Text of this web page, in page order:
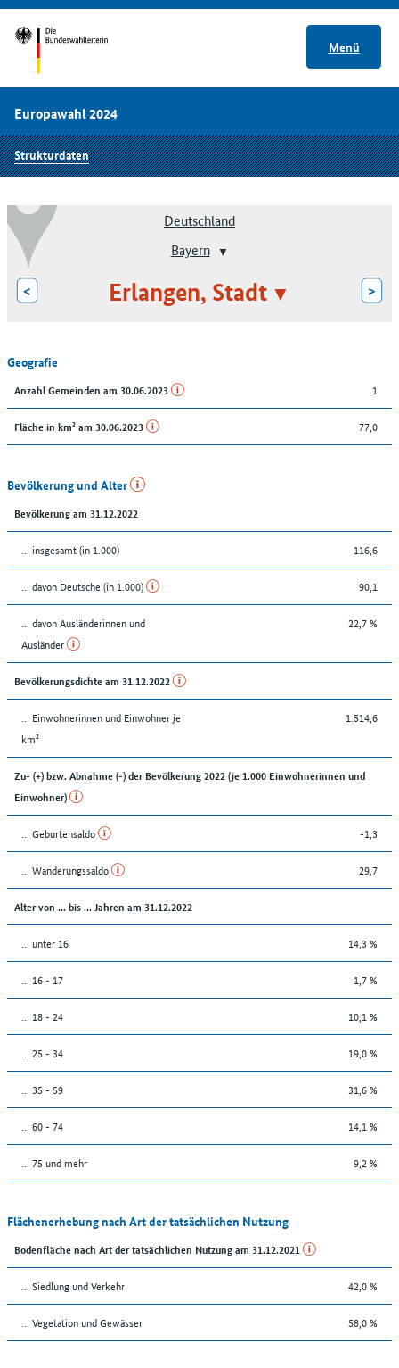
Menü
Europawahl 2024
Strukturdaten
Deutschland
Bayern
< Erlangen, Stadt >
Geografie
Anzahl Gemeinden am 30.06.2023 1
Fläche in km² am 30.06.2023 77,0
Bevölkerung und Alter
Bevölkerung am 31.12.2022
... insgesamt (in 1.000) 116,6
... davon Deutsche (in 1.000) 90,1
... davon Ausländerinnen und
Ausländer
22,7 %
Bevölkerungsdichte am 31.12.2022
… Einwohnerinnen und Einwohner je
km²
1.514,6
Zu- (+) bzw. Abnahme (-) der Bevölkerung 2022 (je 1.000 Einwohnerinnen und
Einwohner)
... Geburtensaldo -1,3
... Wanderungssaldo 29,7
Alter von ... bis ... Jahren am 31.12.2022
... unter 16 14,3 %
... 16 - 17 1,7 %
... 18 - 24 10,1 %
... 25 - 34 19,0 %
... 35 - 59 31,6 %
... 60 - 74 14,1 %
... 75 und mehr 9,2 %
Flächenerhebung nach Art der tatsächlichen Nutzung
Bodenfläche nach Art der tatsächlichen Nutzung am 31.12.2021
… Siedlung und Verkehr 42,0 %
… Vegetation und Gewässer 58,0 %